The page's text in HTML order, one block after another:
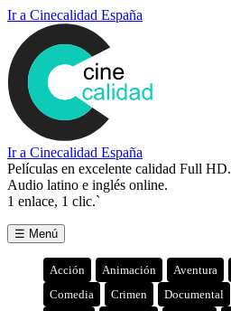
Ir a Cinecalidad España
Ir a Cinecalidad España
Películas en excelente calidad Full HD.
Audio latino e inglés online.
1 enlace, 1 clic.`
☰ Menú
Acción Animación Aventura
Comedia
Crimen Documental